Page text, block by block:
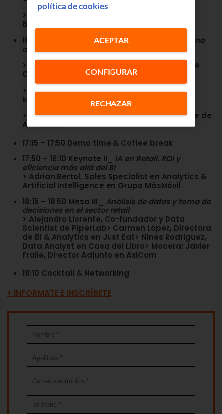
> Modera: Luisa Restrepo, Retail & Data
Business Manager en
16:35 – 17:10 Mesa II_Optimización de la cadena
de suministro y logística en el sector retail
> Sonia Almela, Founder & CEO en
Me and Me
Cosmetics.
> Sofia Valcárcel, Senior Data Analyst en
MediaMartk TechHub.
> Modera: Tomás Martínez Buero, Presidente de
AI-Network
17:15 – 17:50 Demo time & Coffee break
17:50 – 18:10 Keynote II_
IA en Retail. ROI y
eficiencia más allá del BI
> Adrian Bertol, Sales Specialist en Analytics &
Artificial Intelligence en Grupo MásMóvil
18:15 – 18:50 Mesa III_
Análisis de datos y toma de
decisiones en el sector retail
> Alejandro Llorente, Co-fundador y Data
Scientist de PiperLab> Carmen López, Directora
de BI & Analytics en Just Eat> Nines Rodriguez,
Data Analyst en Casa del Libro> Modera: Javier
Fraile, Director Adjunto en AxiCom
19:10 Cocktail & Networking
> INFORMATE E INSCRÍBETE
política de cookies
CONFIGURAR
RECHAZAR
ACEPTAR